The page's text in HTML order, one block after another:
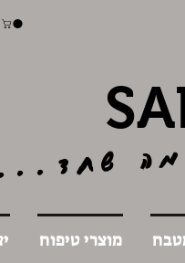
מה
מוצרי טיפוח